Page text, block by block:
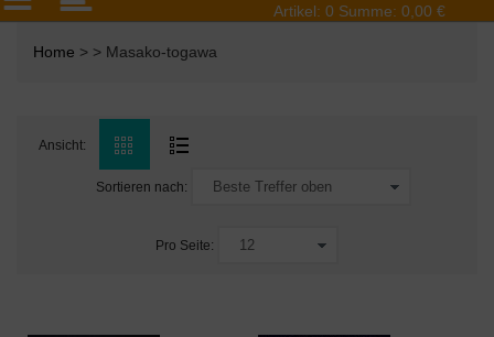
Artikel: 0 Summe: 0,00 €
Home > > Masako-togawa
Ansicht:
Sortieren nach:
Pro Seite: